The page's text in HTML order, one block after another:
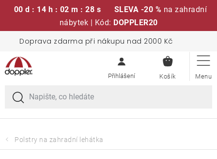
00 d : 14 h : 02 m : 28 s SLEVA -20 % na zahradní
nábytek | Kód: DOPPLER20
obsah
Doprava zdarma při nákupu nad 2000 Kč
KOŠÍK
Sedací soupravy
Slunečníky
Křesla a židle
Polstry na zahradní lehátka